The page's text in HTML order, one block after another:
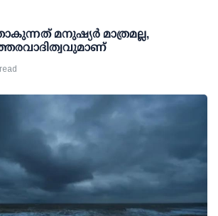
മനുഷ്യർ മാത്രമല്ല,